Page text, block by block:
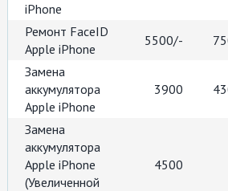
iPhone
Ремонт FaceID
Apple iPhone
5500/-
Замена
аккумулятора
Apple iPhone
3900
Замена
аккумулятора
Apple iPhone
(Увеличенной
4500